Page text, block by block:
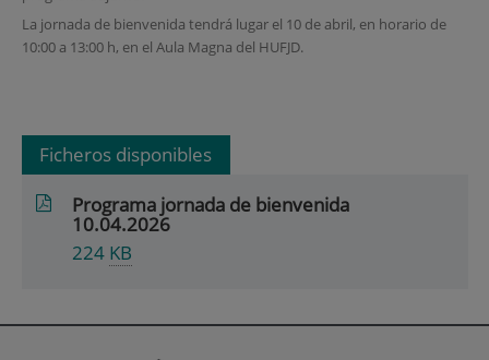
La jornada de bienvenida tendrá lugar el 10 de abril, en horario de
10:00 a 13:00 h, en el Aula Magna del HUFJD.
Ficheros disponibles
Programa jornada de bienvenida
10.04.2026
224 KB